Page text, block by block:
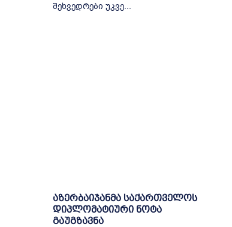
შეხვედრები უკვე...
აზერბაიჯანმა საქართველოს
დიპლომატიური ნოტა
გაუგზავნა